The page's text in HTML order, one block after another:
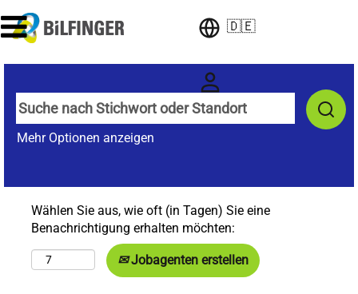
🇩🇪
Mehr Optionen anzeigen
Wählen Sie aus, wie oft (in Tagen) Sie eine
Benachrichtigung erhalten möchten:
Jobagenten erstellen